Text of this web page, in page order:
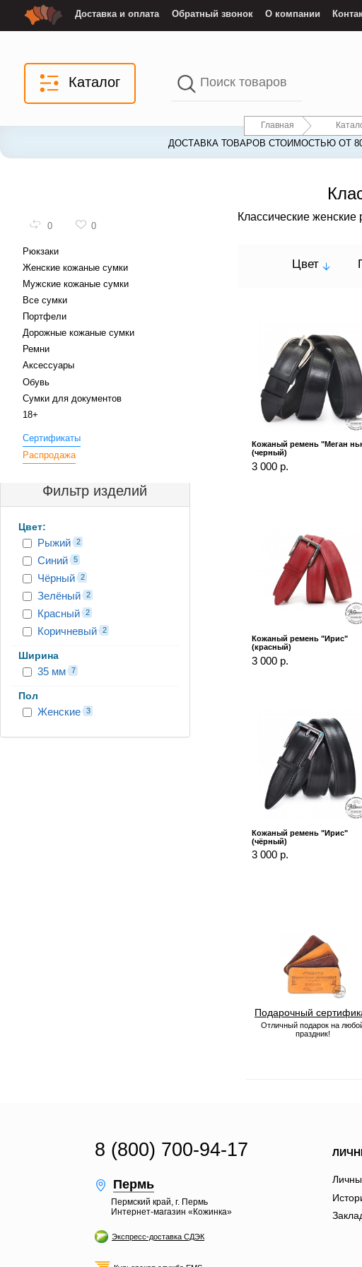
Доставка и оплата Обратный звонок О компании
Каталог
Главная
ДОСТАВКА ТОВАРОВ СТОИМОСТЬЮ ОТ
0 0
Рюкзаки
Женские кожаные сумки
Мужские кожаные сумки
Все сумки
Портфели
Дорожные кожаные сумки
Ремни
Аксессуары
Обувь
Сумки для документов
18+
Сертификаты
Распродажа
Фильтр изделий
Цвет:
Рыжий 2
Синий 5
Чёрный 2
Зелёный 2
Красный 2
Коричневый 2
Ширина
35 мм 7
Пол
Женские 3
Классические женские
Цвет
Кожаный ремень "Меган
(черный)
3 000 р.
Кожаный ремень "Ирис"
(красный)
3 000 р.
Кожаный ремень "Ирис"
(чёрный)
3 000 р.
Подарочный
Отличный подарок на
праздник!
8 (800) 700-94-17
Пермь
Пермский край, г. Пермь
Интернет-магазин «Кожинка»
Экспресс-доставка СДЭК